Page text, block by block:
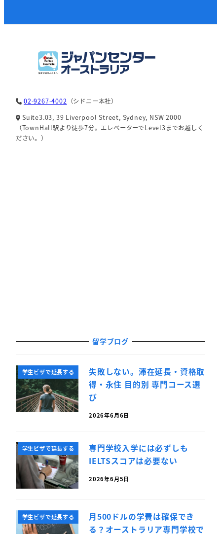
02-9267-4002 （シドニー本社）
Suite3.03, 39 Liverpool Street, Sydney, NSW 2000
（TownHall駅より徒歩7分。エレベーターでLevel3までお越しく
ださい。）
留学ブログ
学生ビザで延長する
失敗しない。滞在延長・資格取
得・永住 目的別 専門コース選
び
2026年6月6日
学生ビザで延長する
専門学校入学には必ずしも
IELTSスコアは必要ない
2026年6月5日
学生ビザで延長する
月500ドルの学費は確保でき
る？オーストラリア専門学校で